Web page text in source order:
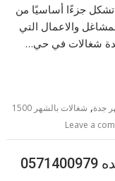
فى جده، والتي تشكل جزءًا أساسيًا من
والاعمال التي
شغالات في حي…
جدة,
شغالات بالشهر 1500
Leave a